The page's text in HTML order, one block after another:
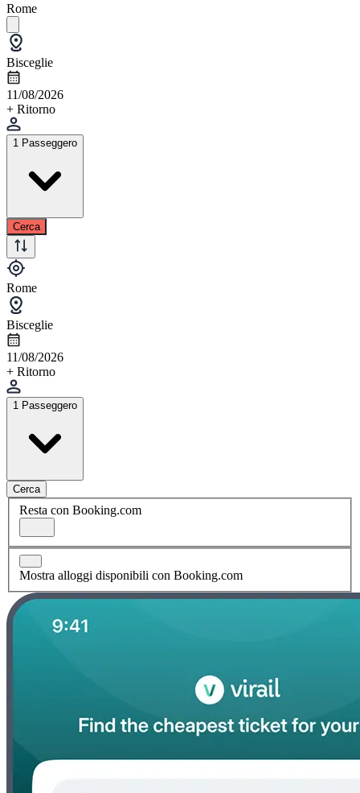
Rome
Bisceglie
11/08/2026
+ Ritorno
1 Passeggero
Cerca
Rome
Bisceglie
11/08/2026
+ Ritorno
1 Passeggero
Cerca
Resta con Booking.com
Mostra alloggi disponibili con Booking.com